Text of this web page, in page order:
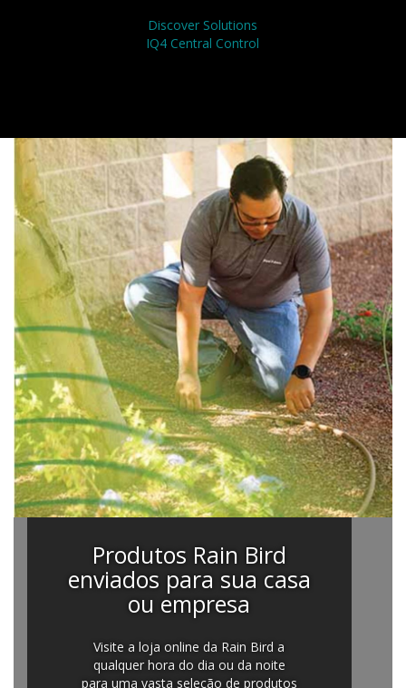
Discover Solutions
IQ4 Central Control
Produtos Rain Bird
enviados para sua casa
ou empresa
Visite a loja online da Rain Bird a
qualquer hora do dia ou da noite
para uma vasta seleção de produtos